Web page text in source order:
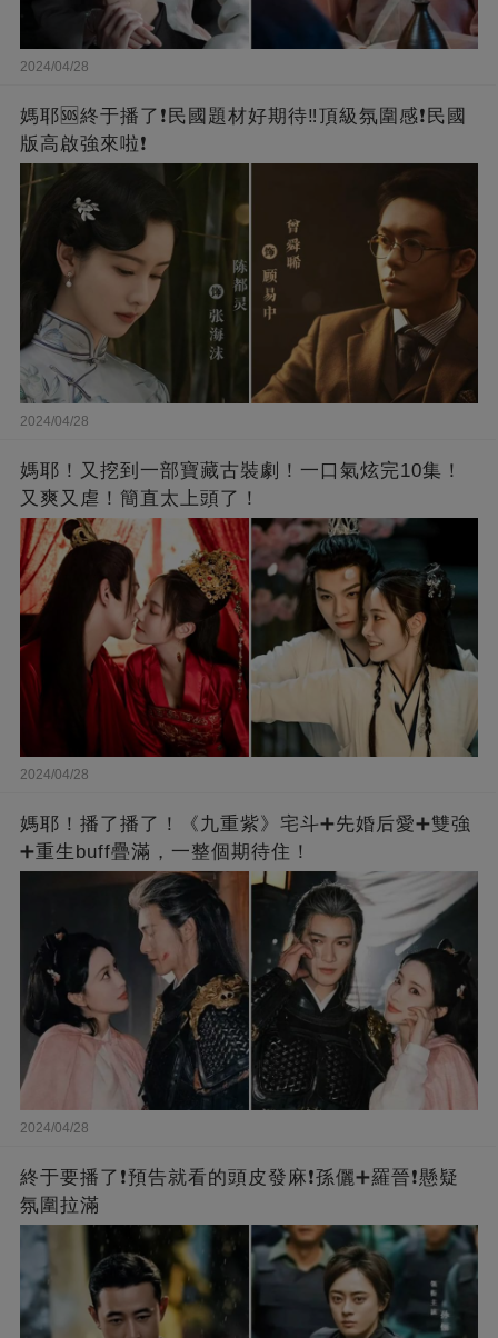
2024/04/28
媽耶🆘終于播了❗️民國題材好期待‼️頂級氛圍感❗️民國
版高啟強來啦❗
2024/04/28
媽耶！又挖到一部寶藏古裝劇！一口氣炫完10集！
又爽又虐！簡直太上頭了！
2024/04/28
媽耶！播了播了！《九重紫》宅斗➕先婚后愛➕雙強
➕重生buff疊滿，一整個期待住！
2024/04/28
終于要播了❗️預告就看的頭皮發麻❗️孫儷➕羅晉❗懸疑
氛圍拉滿